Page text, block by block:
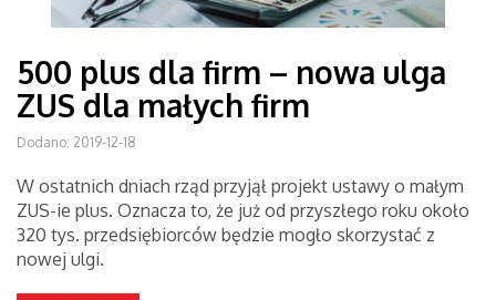
500 plus dla firm – nowa ulga
ZUS dla małych firm
Dodano: 2019-12-18
W ostatnich dniach rząd przyjął projekt ustawy o małym
ZUS-ie plus. Oznacza to, że już od przyszłego roku około
320 tys. przedsiębiorców będzie mogło skorzystać z
nowej ulgi.